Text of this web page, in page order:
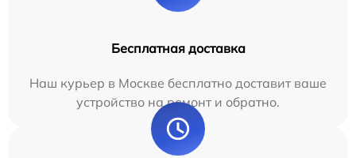
Бесплатная доставка
Наш курьер в Москве бесплатно доставит ваше
устройство на ремонт и обратно.